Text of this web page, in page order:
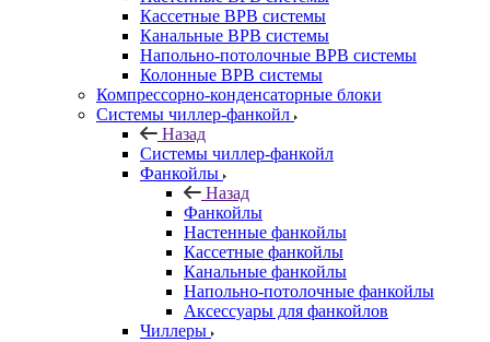
Кассетные ВРВ системы
Канальные ВРВ системы
Напольно-потолочные ВРВ системы
Колонные ВРВ системы
Компрессорно-конденсаторные блоки
Системы чиллер-фанкойл
Назад
Системы чиллер-фанкойл
Фанкойлы
Назад
Фанкойлы
Настенные фанкойлы
Кассетные фанкойлы
Канальные фанкойлы
Напольно-потолочные фанкойлы
Аксессуары для фанкойлов
Чиллеры